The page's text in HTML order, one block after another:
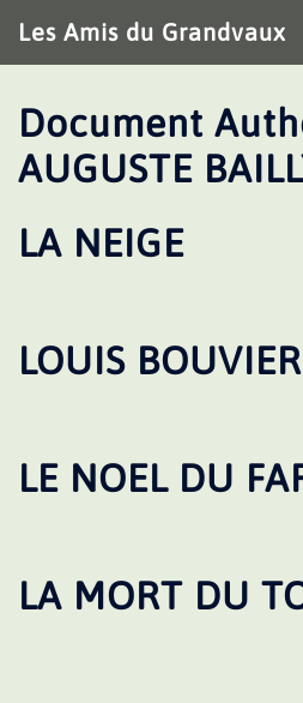
au
contenu
Les Amis du Grandvaux
Document
AUGUSTE
LA NEIGE
LOUIS
LE NOEL DU
LA MORT DU